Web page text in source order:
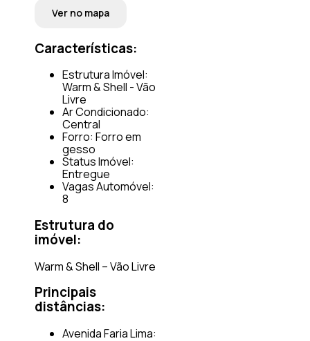
Ver no mapa
Características:
Estrutura Imóvel:
Warm & Shell - Vão
Livre
Ar Condicionado:
Central
Forro: Forro em
gesso
Status Imóvel:
Entregue
Vagas Automóvel:
8
Estrutura do
imóvel:
Warm & Shell – Vão Livre
Principais
distâncias:
Avenida Faria Lima: